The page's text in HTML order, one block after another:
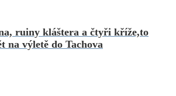
ruiny kláštera a čtyři kříže,to
na výletě do Tachova